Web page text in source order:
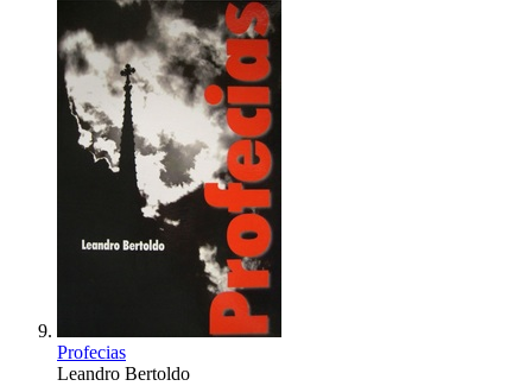
Profecias
Leandro Bertoldo